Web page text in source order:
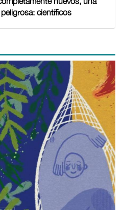
científicos